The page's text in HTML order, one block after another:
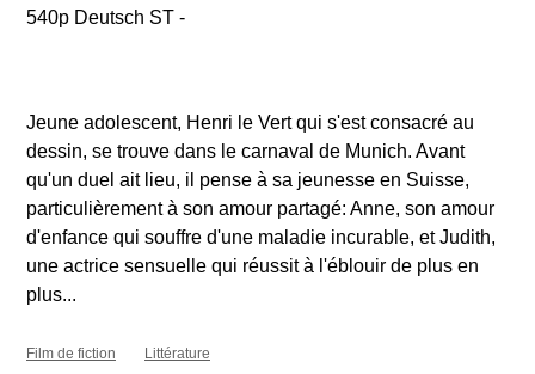
540p Deutsch ST -
Jeune adolescent, Henri le Vert qui s'est consacré au
dessin, se trouve dans le carnaval de Munich. Avant
qu'un duel ait lieu, il pense à sa jeunesse en Suisse,
particulièrement à son amour partagé: Anne, son amour
d'enfance qui souffre d'une maladie incurable, et Judith,
une actrice sensuelle qui réussit à l'éblouir de plus en
plus...
Film de fiction Littérature